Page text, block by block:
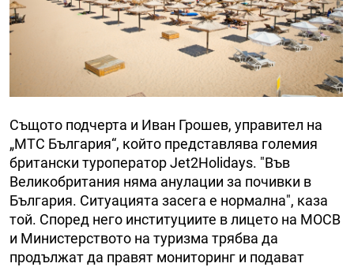
Същото подчерта и Иван Грошев, управител на
„МТС България“, който представлява големия
британски туроператор Jet2Holidays. "Във
Великобритания няма анулации за почивки в
България. Ситуацията засега е нормална", каза
той. Според него институциите в лицето на МОСВ
и Министерството на туризма трябва да
продължат да правят мониторинг и подават